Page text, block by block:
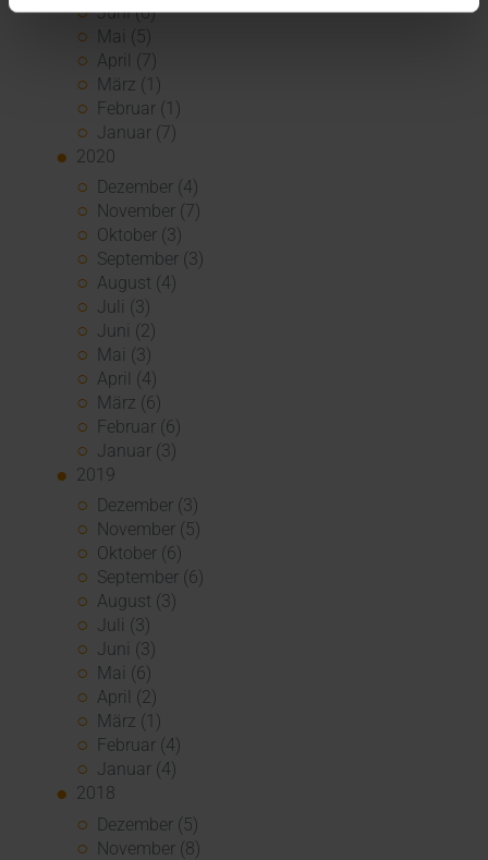
Juni (6)
Mai (5)
April (7)
März (1)
Februar (1)
Januar (7)
2020
Dezember (4)
November (7)
Oktober (3)
September (3)
August (4)
Juli (3)
Juni (2)
Mai (3)
April (4)
März (6)
Februar (6)
Januar (3)
2019
Dezember (3)
November (5)
Oktober (6)
September (6)
August (3)
Juli (3)
Juni (3)
Mai (6)
April (2)
März (1)
Februar (4)
Januar (4)
2018
Dezember (5)
November (8)